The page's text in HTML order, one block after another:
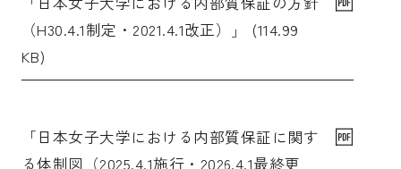
（H30.4.1制定・2021.4.1改正）」 (114.99
KB)
「日本女子大学における内部質保証に関す
る体制図（2025.4.1施行・2026.4.1最終更